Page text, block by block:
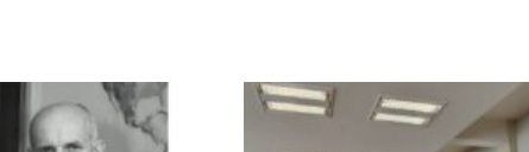
pentru
deșeuri
sistarea
furnizării